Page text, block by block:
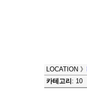
LOCATION 》
카테고리 : 10